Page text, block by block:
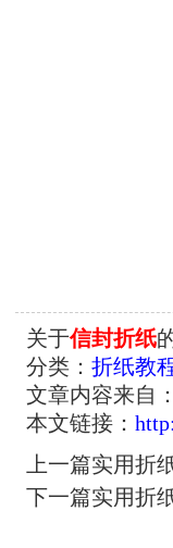
关于信封折纸
分类： 折纸教
文章内容来自
本文链接：
上一篇实用折
下一篇实用折